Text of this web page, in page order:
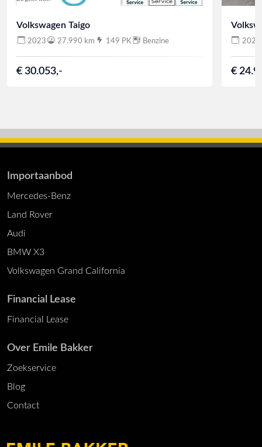
Volkswagen Taigo
2023 27.990 km 149 PK Benzine
€ 30.053,-
2023
€
Importaanbod
Mercedes-Benz
Land Rover
Audi
BMW X3
Volkswagen Grand California
Financial Lease
Financial Lease
Over Emile Bakker
Zoekservice
Blog
Contact